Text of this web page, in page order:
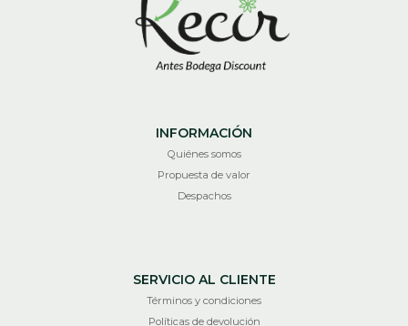
INFORMACIÓN
Quiénes somos
Propuesta de valor
Despachos
SERVICIO AL CLIENTE
Términos y condiciones
Políticas de devolución